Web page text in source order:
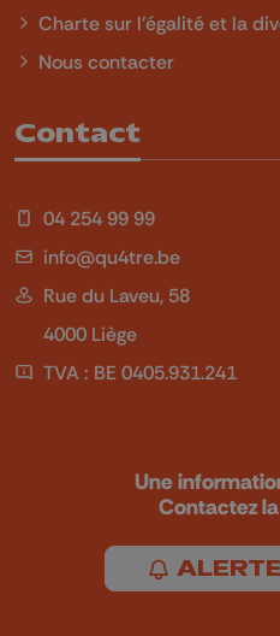
Charte sur l'égalité et la
Nous contacter
Contact
04 254 99 99
info@qu4tre.be
Rue du Laveu, 58
4000 Liège
TVA : BE 0405.931.241
Une
Contactez